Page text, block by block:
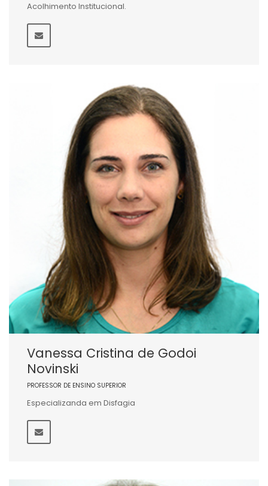
Acolhimento Institucional.
Vanessa Cristina de Godoi
Novinski
PROFESSOR DE ENSINO SUPERIOR
Especializanda em Disfagia